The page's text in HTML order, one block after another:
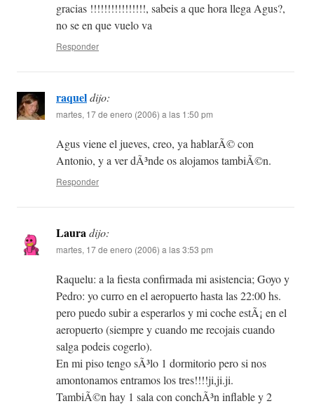
gracias !!!!!!!!!!!!!!!!, sabeis a que hora llega Agus?,
no se en que vuelo va
Responder
raqueldijo:
martes, 17 de enero (2006) a las 1:50 pm
Agus viene el jueves, creo, ya hablarÃ© con
Antonio, y a ver dÃ³nde os alojamos tambiÃ©n.
Responder
Lauradijo:
martes, 17 de enero (2006) a las 3:53 pm
Raquelu: a la fiesta confirmada mi asistencia; Goyo y
Pedro: yo curro en el aeropuerto hasta las 22:00 hs.
pero puedo subir a esperarlos y mi coche estÃ¡ en el
aeropuerto (siempre y cuando me recojais cuando
salga podeis cogerlo).
En mi piso tengo sÃ³lo 1 dormitorio pero si nos
amontonamos entramos los tres!!!!ji,ji.ji.
TambiÃ©n hay 1 sala con conchÃ³n inflable y 2